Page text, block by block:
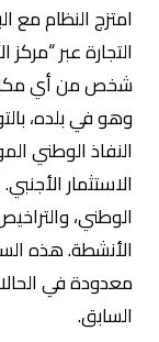
امتزج النظام مع
التجارة عبر
شخص من أي
وهو في بلده،
النفاذ الوطني
الاستثمار
الوطني،
الأنشطة. هذه
معدودة في
السابق.